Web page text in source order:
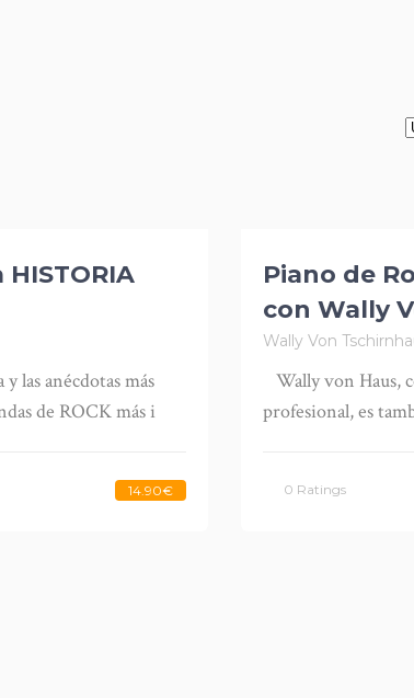
las anécdotas más
de ROCK más i
14.90€
Piano de
con Wally
Wally Von
Wally von Haus,
profesional, es
0 Ratings